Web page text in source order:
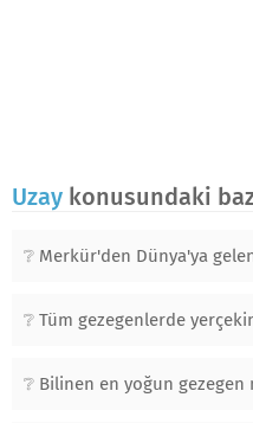
Uzay konusundaki
Merkür'den Dünya'ya
Tüm gezegenlerde
Bilinen en yoğun gezegen